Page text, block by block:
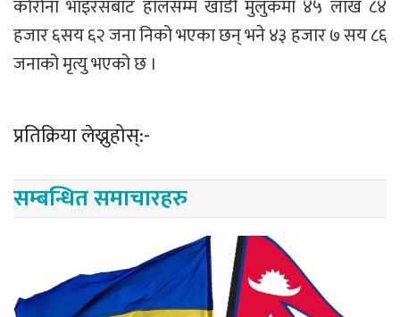
कोरोना भाइरसबाट हालसम्म खाडी मुलुकमा ४५ लाख ८४
हजार ६सय ६२ जना निको भएका छन् भने ४३ हजार ७ सय ८६
जनाको मृत्यु भएको छ ।
प्रतिक्रिया लेख्नुहोस्:-
सम्बन्धित समाचारहरु